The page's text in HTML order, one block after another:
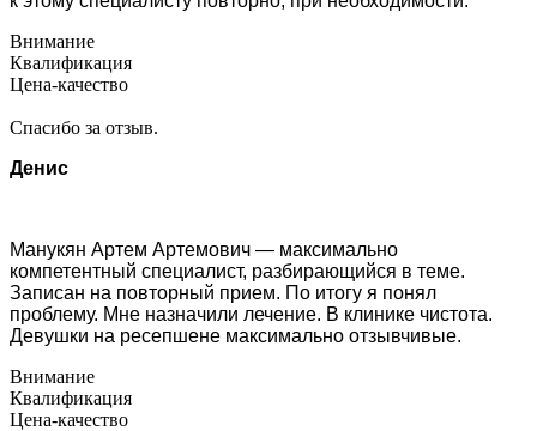
Внимание
Квалификация
Цена-качество
Спасибо за отзыв.
Денис
Манукян Артем Артемович — максимально
компетентный специалист, разбирающийся в теме.
Записан на повторный прием. По итогу я понял
проблему. Мне назначили лечение. В клинике чистота.
Девушки на ресепшене максимально отзывчивые.
Внимание
Квалификация
Цена-качество